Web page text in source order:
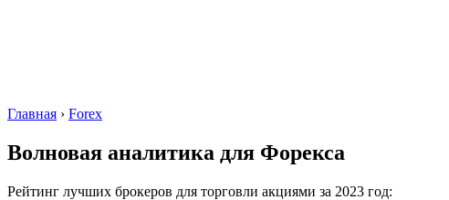
Главная › Forex
Волновая аналитика для Форекса
Рейтинг лучших брокеров для торговли акциями за 2023 год: